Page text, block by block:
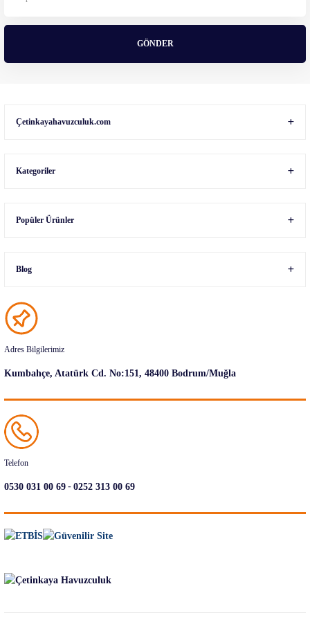
GÖNDER
Çetinkayahavuzculuk.com
Kategoriler
Popüler Ürünler
Blog
Adres Bilgilerimiz
Kumbahçe, Atatürk Cd. No:151, 48400 Bodrum/Muğla
Telefon
0530 031 00 69-0252 313 00 69